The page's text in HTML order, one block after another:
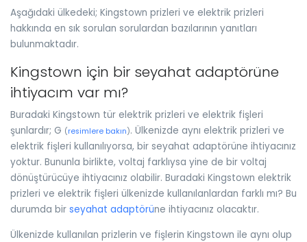
Aşağıdaki ülkedeki; Kingstown prizleri ve elektrik prizleri
hakkında en sık sorulan sorulardan bazılarının yanıtları
bulunmaktadır.
Kingstown için bir seyahat adaptörüne
ihtiyacım var mı?
Buradaki Kingstown tür elektrik prizleri ve elektrik fişleri
şunlardır; G (resimlere bakın). Ülkenizde aynı elektrik prizleri ve
elektrik fişleri kullanılıyorsa, bir seyahat adaptörüne ihtiyacınız
yoktur. Bununla birlikte, voltaj farklıysa yine de bir voltaj
dönüştürücüye ihtiyacınız olabilir. Buradaki Kingstown elektrik
prizleri ve elektrik fişleri ülkenizde kullanılanlardan farklı mı? Bu
durumda bir seyahat adaptörüne ihtiyacınız olacaktır.
Ülkenizde kullanılan prizlerin ve fişlerin Kingstown ile aynı olup